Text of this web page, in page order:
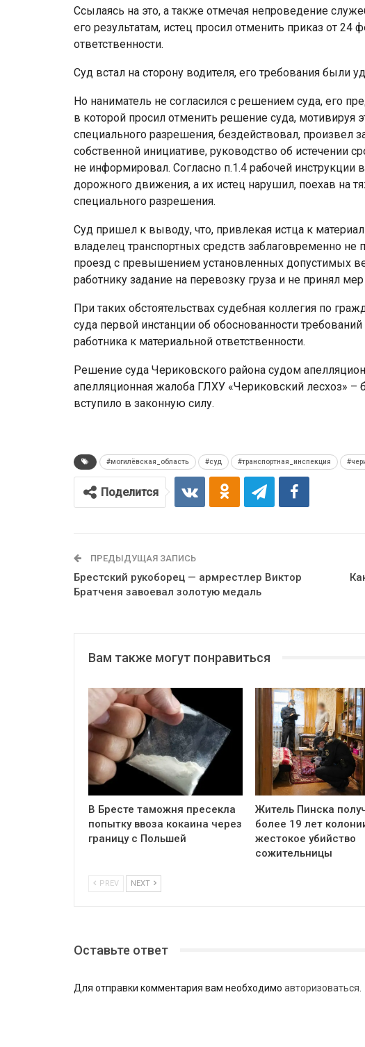
Ссылаясь на это, а также отмечая непроведение
его результатам, истец просил отменить приказ от
ответственности.
Суд встал на сторону водителя, его требования были
Но наниматель не согласился с решением суда, его
в которой просил отменить решение суда, мотивируя
специального разрешения, бездействовал, произвел
собственной инициативе, руководство об истечении
не информировал. Согласно п.1.4 рабочей инструкции
дорожного движения, а их истец нарушил, поехав на
специального разрешения.
Суд пришел к выводу, что, привлекая истца к
владелец транспортных средств заблаговременно не
проезд с превышением установленных допустимых
работнику задание на перевозку груза и не принял
При таких обстоятельствах судебная коллегия по
суда первой инстанции об обоснованности
работника к материальной ответственности.
Решение суда Чериковского района судом
апелляционная жалоба ГЛХУ «Чериковский лесхоз» –
вступило в законную силу.
#могилёвская_область #суд #транспортная_инспекция
Поделится
ПРЕДЫДУЩАЯ ЗАПИСЬ
Брестский рукоборец — армрестлер Виктор
Братченя завоевал золотую медаль
Вам также могут понравиться
В Бресте таможня пресекла
попытку ввоза кокаина через
границу с Польшей
Житель Пинска
более 19 лет
жестокое убийство
сожительницы
PREV NEXT
Оставьте ответ
Для отправки комментария вам необходимо авторизоваться